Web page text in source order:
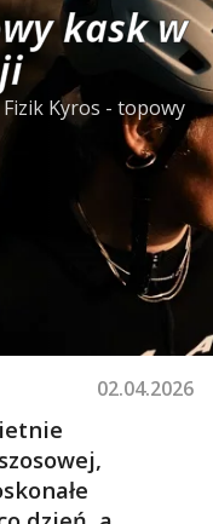
kask w
Fizik Kyros - topowy
02.04.2026